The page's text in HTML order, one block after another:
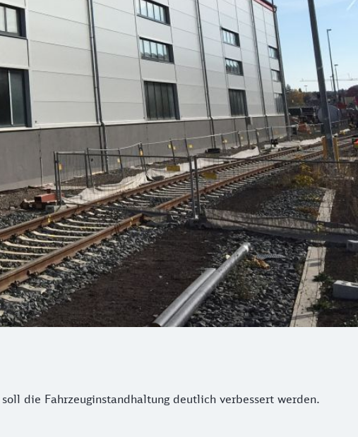
die Fahrzeuginstandhaltung deutlich verbessert werden.